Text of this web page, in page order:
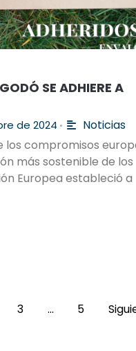
SE ADHIERE A
de 2024 •
Noticias
los compromisos
más sostenible de los
Europea estableció a
3 … 5